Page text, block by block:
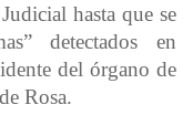
hasta que se
detectados en
del órgano de
Rosa.